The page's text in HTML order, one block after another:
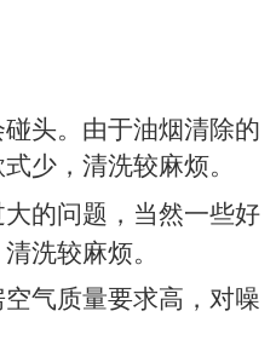
头。由于油烟清除的
少，清洗较麻烦。
的问题，当然一些好
洗较麻烦。
气质量要求高，对噪